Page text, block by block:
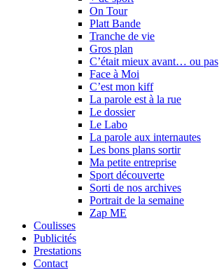
On Tour
Platt Bande
Tranche de vie
Gros plan
C’était mieux avant… ou pas
Face à Moi
C’est mon kiff
La parole est à la rue
Le dossier
Le Labo
La parole aux internautes
Les bons plans sortir
Ma petite entreprise
Sport découverte
Sorti de nos archives
Portrait de la semaine
Zap ME
Coulisses
Publicités
Prestations
Contact